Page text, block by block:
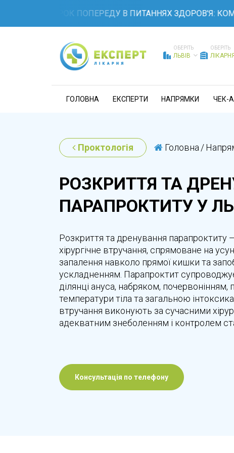
НА КРОК ПОПЕРЕДУ В ПИТАННЯХ ЗДОРОВ'Я:
ОБЕРІТЬ
ЛЬВІВ
ОБЕРІТЬ
ГОЛОВНА ЕКСПЕРТИ НАПРЯМКИ ЧЕК-
Проктологія Головна /
РОЗКРИТТЯ ТА
ПАРАПРОКТИТУ У
Розкриття та дренування парапроктиту
хірургічне втручання, спрямоване на
запалення навколо прямої кишки та
ускладненням. Парапроктит
ділянці ануса, набряком,
температури тіла та загальною
втручання виконують за сучасними
адекватним знеболенням і контролем
Консультація по телефону